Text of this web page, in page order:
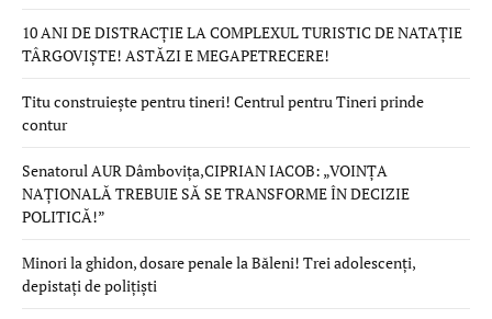
10 ANI DE DISTRACȚIE LA COMPLEXUL TURISTIC DE NATAȚIE
TÂRGOVIȘTE! ASTĂZI E MEGAPETRECERE!
Titu construiește pentru tineri! Centrul pentru Tineri prinde
contur
Senatorul AUR Dâmbovița,CIPRIAN IACOB: „VOINȚA
NAȚIONALĂ TREBUIE SĂ SE TRANSFORME ÎN DECIZIE
POLITICĂ!”
Minori la ghidon, dosare penale la Băleni! Trei adolescenți,
depistați de polițiști